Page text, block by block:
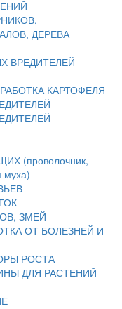
ДЕРЕВА
ВРЕДИТЕЛЕЙ
КАРТОФЕЛЯ
(проволочник,
муха)
ЗМЕЙ
ОТ БОЛЕЗНЕЙ И
РОСТА
ДЛЯ РАСТЕНИЙ